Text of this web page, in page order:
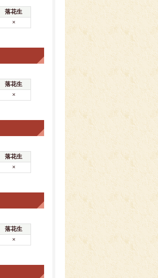
落花生
×
落花生
×
落花生
×
落花生
×